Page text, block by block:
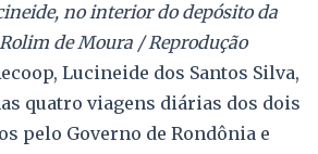
no interior do depósito da
de Moura / Reprodução
Lucineide dos Santos Silva,
quatro viagens diárias dos dois
pelo Governo de Rondônia e